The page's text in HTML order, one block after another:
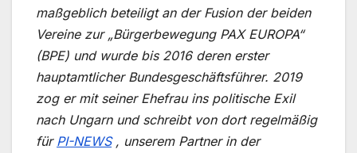
maßgeblich beteiligt an der Fusion der beiden
Vereine zur „Bürgerbewegung PAX EUROPA“
(BPE) und wurde bis 2016 deren erster
hauptamtlicher Bundesgeschäftsführer. 2019
zog er mit seiner Ehefrau ins politische Exil
nach Ungarn und schreibt von dort regelmäßig
für PI-NEWS, unserem Partner in der